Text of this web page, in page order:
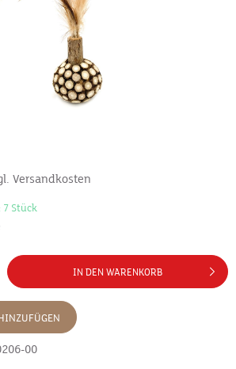
Versandkosten
Stück
IN DEN WARENKORB
00